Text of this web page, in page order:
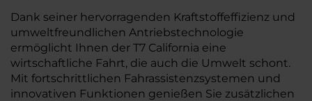
Dank seiner hervorragenden Kraftstoffeffizienz und
umweltfreundlichen Antriebstechnologie
ermöglicht Ihnen der T7 California eine
wirtschaftliche Fahrt, die auch die Umwelt schont.
Mit fortschrittlichen Fahrassistenzsystemen und
innovativen Funktionen genießen Sie zusätzlichen